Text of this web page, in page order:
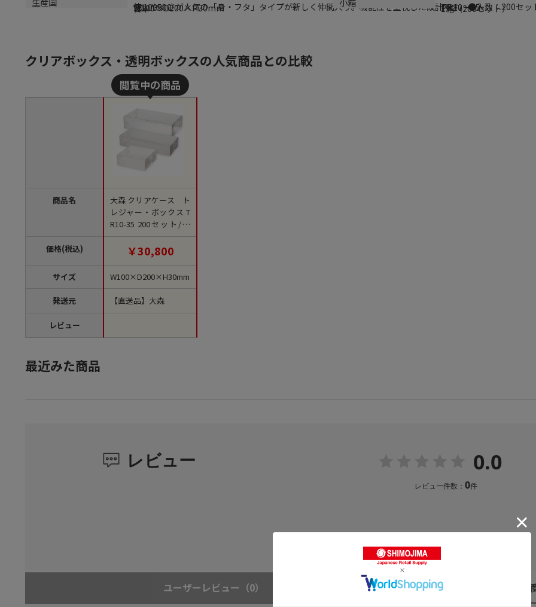
使いやすさが人気の「身・フタ」タイプが新しく仲間入り。機能性を重視した設計です。●入数：200セッ
10100500 TR10－35
W100×D200×H30mm PVC
日本 1箱（200セット）
クリアボックス・透明ボックスの人気商品との比較
商品名
価格(税込)
サイズ
発送元
レビュー
大森 クリアケース ト
レジャー・ボックス T
R10-35 200セット/箱
（ご注文単位1箱）
【直送品】
￥30,800
W100×D200×H30mm
【直送品】大森
最近みた商品
レビュー 0.0
レビュー件数： 0件
ユーザーレビュー （0）